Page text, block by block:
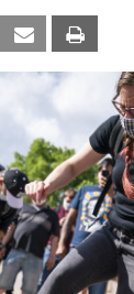
Xing Email